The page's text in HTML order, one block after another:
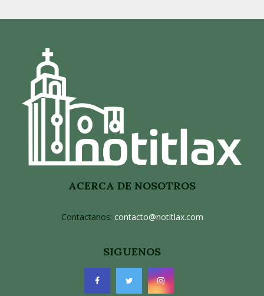
ACERCA DE NOSOTROS
Contactanos: contacto@notitlax.com
SIGUENOS